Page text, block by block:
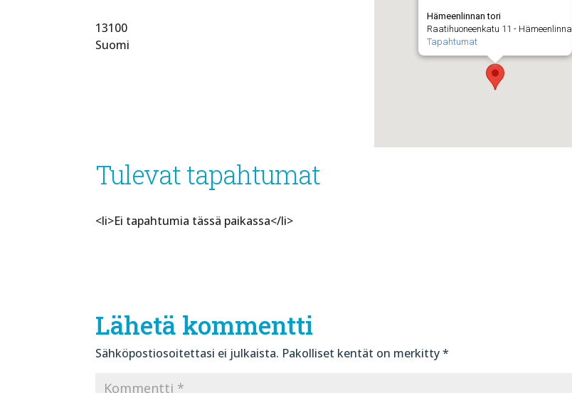
Hämeenlinnan tori
Raatihuoneenkatu 11 - Hämeenlinna
Tapahtumat
13100
Suomi
Tulevat tapahtumat
<li>Ei tapahtumia tässä paikassa</li>
Lähetä kommentti
Sähköpostiosoitettasi ei julkaista. Pakolliset kentät on merkitty*